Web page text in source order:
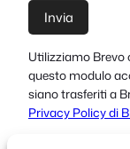
Utilizziamo
questo modulo
siano trasferiti a
Privacy Policy di